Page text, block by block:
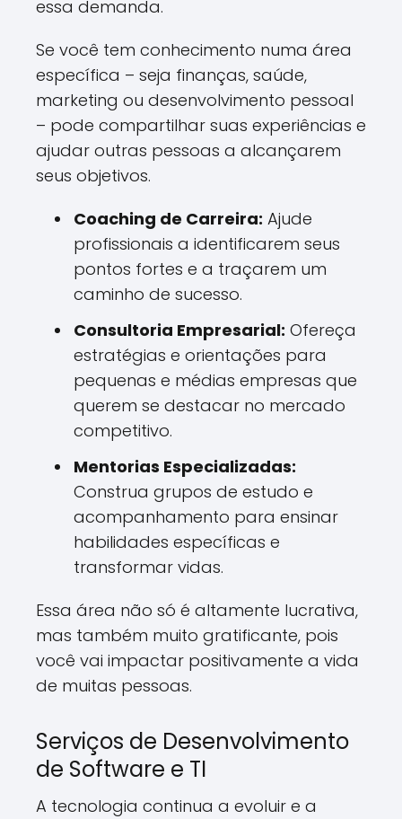
essa demanda.
Se você tem conhecimento numa área
específica – seja finanças, saúde,
marketing ou desenvolvimento pessoal
– pode compartilhar suas experiências e
ajudar outras pessoas a alcançarem
seus objetivos.
Coaching de Carreira: Ajude
profissionais a identificarem seus
pontos fortes e a traçarem um
caminho de sucesso.
Consultoria Empresarial: Ofereça
estratégias e orientações para
pequenas e médias empresas que
querem se destacar no mercado
competitivo.
Mentorias Especializadas:
Construa grupos de estudo e
acompanhamento para ensinar
habilidades específicas e
transformar vidas.
Essa área não só é altamente lucrativa,
mas também muito gratificante, pois
você vai impactar positivamente a vida
de muitas pessoas.
Serviços de Desenvolvimento
de Software e TI
A tecnologia continua a evoluir e a